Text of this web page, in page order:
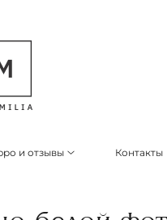
и отзывы Контакты